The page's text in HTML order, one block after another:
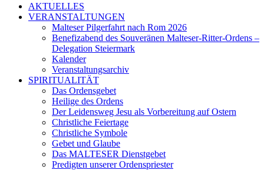
AKTUELLES
VERANSTALTUNGEN
Malteser Pilgerfahrt nach Rom 2026
Benefizabend des Souveränen Malteser-Ritter-Ordens –
Delegation Steiermark
Kalender
Veranstaltungsarchiv
SPIRITUALITÄT
Das Ordensgebet
Heilige des Ordens
Der Leidensweg Jesu als Vorbereitung auf Ostern
Christliche Feiertage
Christliche Symbole
Gebet und Glaube
Das MALTESER Dienstgebet
Predigten unserer Ordenspriester